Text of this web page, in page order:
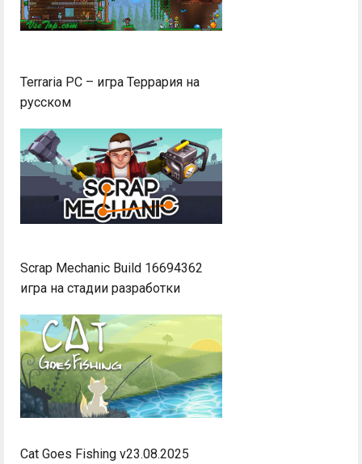
Terraria PC – игра Террария на
русском
Scrap Mechanic Build 16694362
игра на стадии разработки
Cat Goes Fishing v23.08.2025